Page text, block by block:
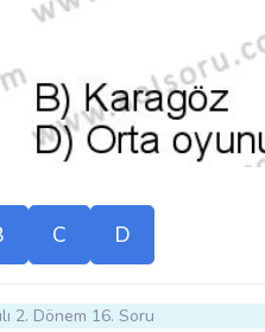
C D
2. Dönem 16. Soru